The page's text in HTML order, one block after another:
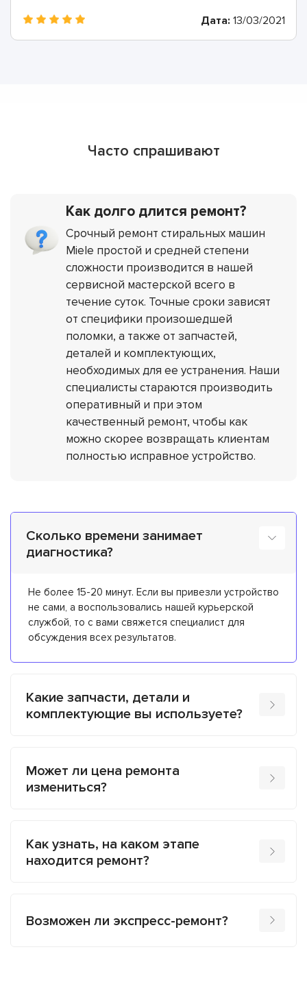
Дата: 13/03/2021
Часто спрашивают
Как долго длится ремонт?
Срочный ремонт стиральных машин
Miele простой и средней степени
сложности производится в нашей
сервисной мастерской всего в
течение суток. Точные сроки зависят
от специфики произошедшей
поломки, а также от запчастей,
деталей и комплектующих,
необходимых для ее устранения. Наши
специалисты стараются производить
оперативный и при этом
качественный ремонт, чтобы как
можно скорее возвращать клиентам
полностью исправное устройство.
Сколько времени занимает
диагностика?
Не более 15-20 минут. Если вы привезли устройство
не сами, а воспользовались нашей курьерской
службой, то с вами свяжется специалист для
обсуждения всех результатов.
Какие запчасти, детали и
комплектующие вы используете?
Может ли цена ремонта
измениться?
Как узнать, на каком этапе
находится ремонт?
Возможен ли экспресс-ремонт?